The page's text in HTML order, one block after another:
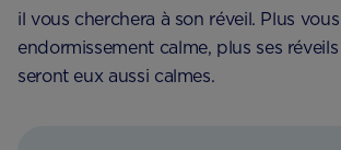
il vous cherchera à son réveil. Plus
endormissement calme, plus ses
seront eux aussi calmes.